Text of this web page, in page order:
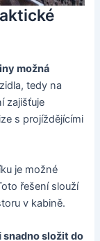
možná
tedy na
zajišťuje
s projíždějícími
je možné
řešení slouží
v kabině.
snadno složit do